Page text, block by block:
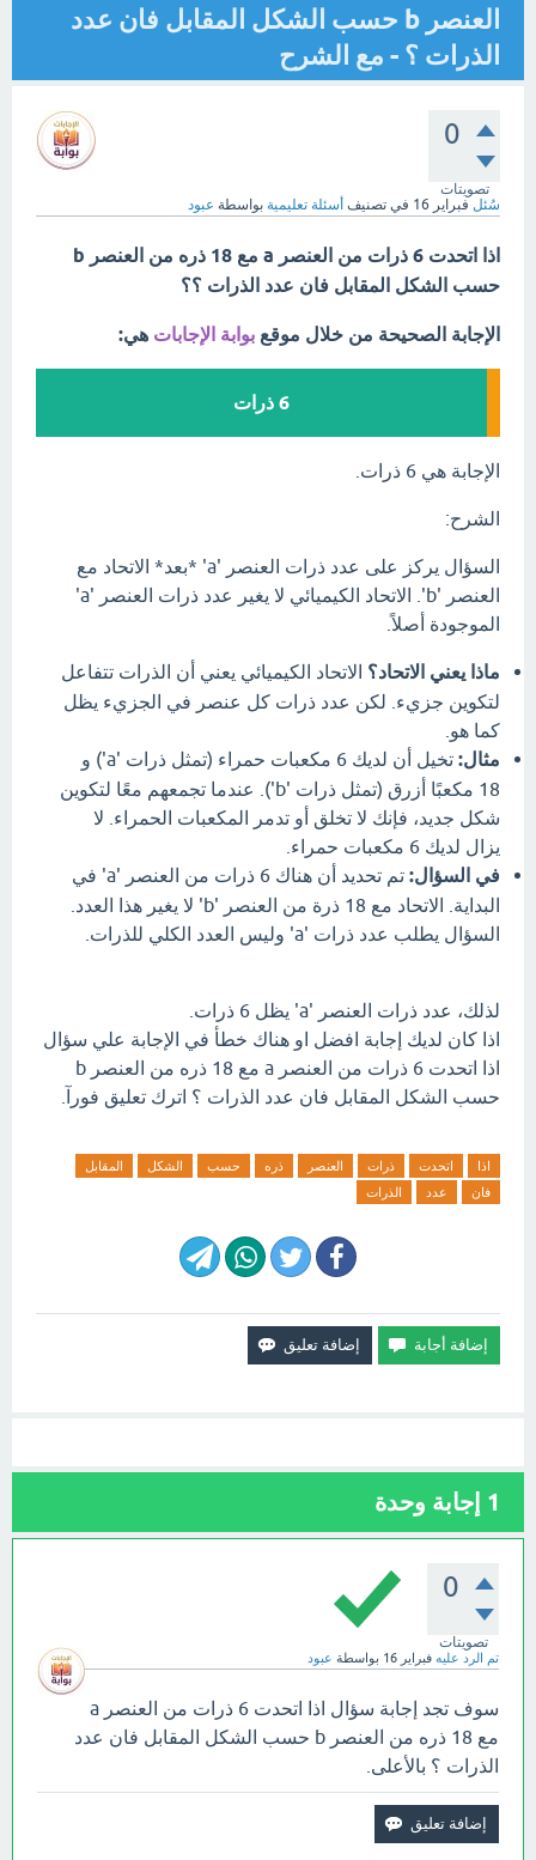
العنصر b حسب الشكل المقابل فان عدد
الذرات ؟ - مع الشرح
0
تصويتات
سُئل فبراير 16 في تصنيف أسئلة تعليمية بواسطة عبود
اذا اتحدت 6 ذرات من العنصر a مع 18 ذره من العنصر b
حسب الشكل المقابل فان عدد الذرات ؟؟
الإجابة الصحيحة من خلال موقع بوابة الإجابات هي:
6 ذرات
الإجابة هي 6 ذرات.
الشرح:
السؤال يركز على عدد ذرات العنصر 'a' *بعد* الاتحاد مع
العنصر 'b'. الاتحاد الكيميائي لا يغير عدد ذرات العنصر 'a'
الموجودة أصلاً.
ماذا يعني الاتحاد؟ الاتحاد الكيميائي يعني أن الذرات تتفاعل
لتكوين جزيء. لكن عدد ذرات كل عنصر في الجزيء يظل
كما هو.
مثال:
تخيل أن لديك 6 مكعبات حمراء (تمثل ذرات 'a') و
18 مكعبًا أزرق (تمثل ذرات 'b'). عندما تجمعهم معًا لتكوين
شكل جديد، فإنك لا تخلق أو تدمر المكعبات الحمراء. لا
يزال لديك 6 مكعبات حمراء.
في السؤال:
تم تحديد أن هناك 6 ذرات من العنصر 'a' في
البداية. الاتحاد مع 18 ذرة من العنصر 'b' لا يغير هذا العدد.
السؤال يطلب عدد ذرات 'a' وليس العدد الكلي للذرات.
لذلك، عدد ذرات العنصر 'a' يظل 6 ذرات.
اذا كان لديك إجابة افضل او هناك خطأ في الإجابة علي سؤال
اذا اتحدت 6 ذرات من العنصر a مع 18 ذره من العنصر b
حسب الشكل المقابل فان عدد الذرات ؟ اترك تعليق فورآ.
اذا اتحدت ذرات العنصر ذره حسب الشكل
المقابل
فان
عدد الذرات
1 إجابة وحدة
0
تصويتات
تم الرد عليه فبراير 16 بواسطة عبود
سوف تجد إجابة سؤال اذا اتحدت 6 ذرات من العنصر a
مع 18 ذره من العنصر b حسب الشكل المقابل فان عدد
الذرات ؟ بالأعلى.